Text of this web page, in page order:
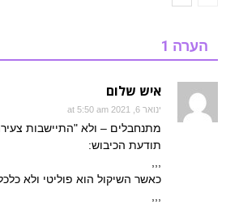
הערה 1
איש שלום
ינואר 6, 2021 at 5:50 am
מתנחבלים – ולא "התיישבות
תודעת הכיבוש:
כאשר השיקול הוא פוליטי ולא